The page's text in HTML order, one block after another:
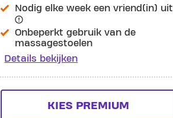
Nodig elke week een vriend(in) uit
Onbeperkt gebruik van de
massagestoelen
Details bekijken
KIES PREMIUM